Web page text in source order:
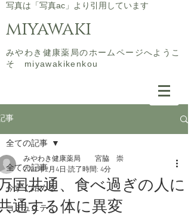
​写真は「写真ac」より引用しています
miyawaki
​みやわき健康薬局のホームページへようこ
そ miyawakikenkou
事
全ての記事
今すぐ始める
コミュニティ
全ての記事
国共通、食べ過ぎの人に
通する体に異変
みやわき健康薬局 宮脇 崇
2022年2月4日 読了時間: 4分